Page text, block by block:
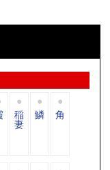
稲
妻
鱗 角